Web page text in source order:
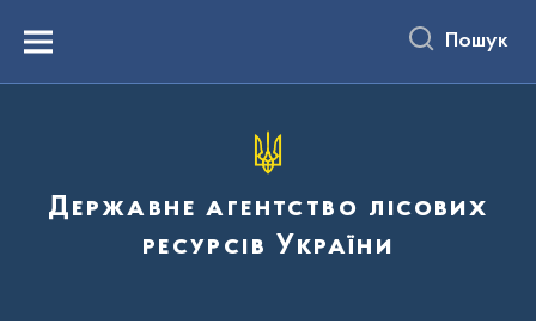
вмістуMenu Пошук
Державне агентство лісових
ресурсів України